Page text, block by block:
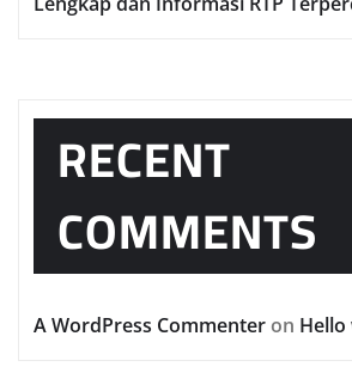
RECENT
COMMENTS
A WordPress Commenter on